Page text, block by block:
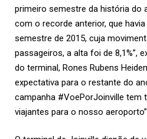
primeiro semestre da história do
com o recorde anterior, que
semestre de 2015, cuja
passageiros, a alta foi de 8,1%”,
do terminal, Rones Rubens
expectativa para o restante do
campanha #VoePorJoinville tem
viajantes para o nosso